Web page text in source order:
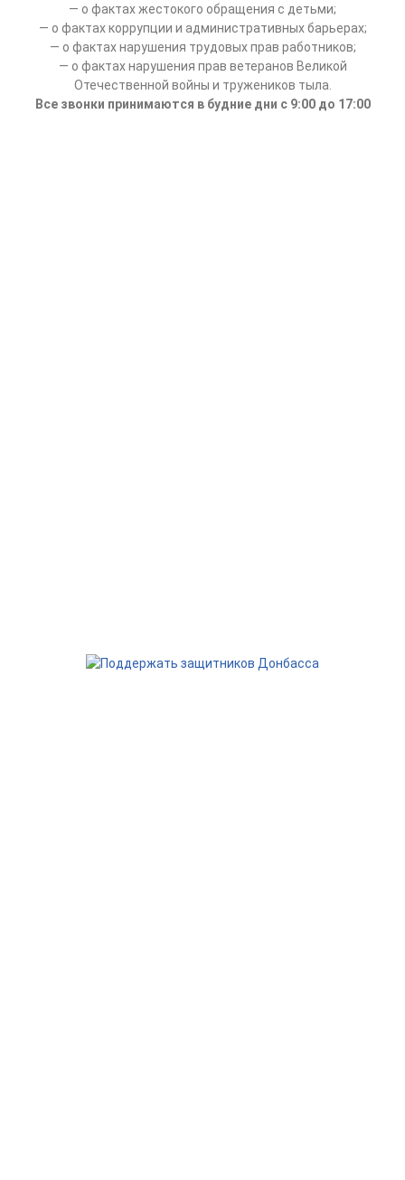
— о фактах жестокого обращения с детьми;
— о фактах коррупции и административных барьерах;
— о фактах нарушения трудовых прав работников;
— о фактах нарушения прав ветеранов Великой
Отечественной войны и тружеников тыла.
Все звонки принимаются в будние дни с 9:00 до 17:00